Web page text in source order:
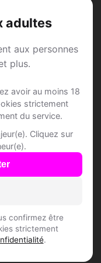
adultes
aux personnes
plus.
avoir au moins 18
strictement
du service.
Cliquez sur
confirmez être
strictement
.
à
et des